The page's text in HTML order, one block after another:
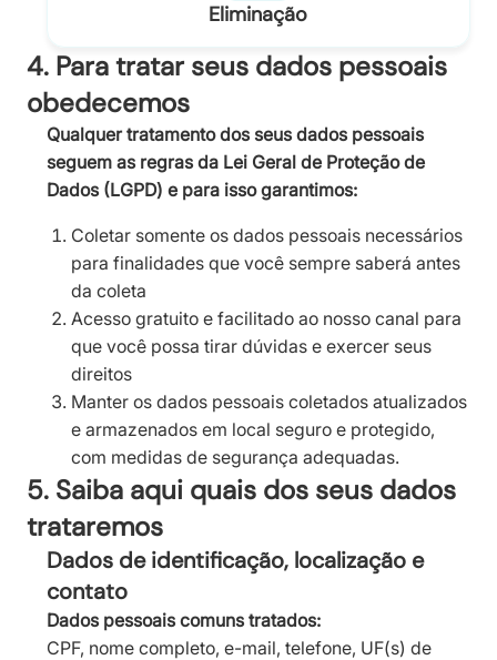
Eliminação
4. Para tratar seus dados pessoais
obedecemos
Qualquer tratamento dos seus dados pessoais
seguem as regras da Lei Geral de Proteção de
Dados (LGPD) e para isso garantimos:
Coletar somente os dados pessoais necessários
para finalidades que você sempre saberá antes
da coleta
Acesso gratuito e facilitado ao nosso canal para
que você possa tirar dúvidas e exercer seus
direitos
Manter os dados pessoais coletados atualizados
e armazenados em local seguro e protegido,
com medidas de segurança adequadas.
5. Saiba aqui quais dos seus dados
trataremos
Dados de identificação, localização e
contato
Dados pessoais comuns tratados:
CPF, nome completo, e-mail, telefone, UF(s) de